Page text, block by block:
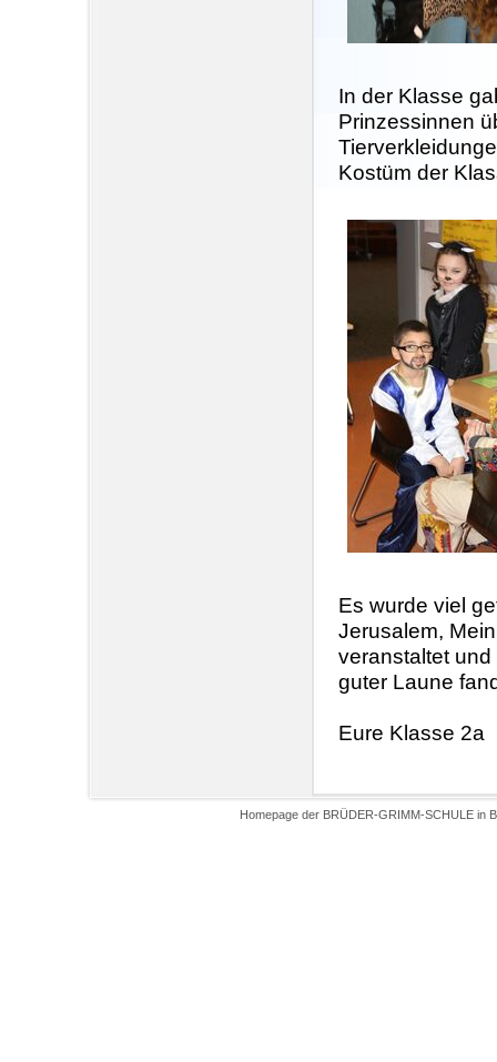
In der Klasse
Prinzessinnen
Kostüm der
Es wurde viel
Jerusalem,
veranstaltet
guter Laune
Eure Klasse 2a
Homepage der BRÜDER-GRIMM-SCHULE in